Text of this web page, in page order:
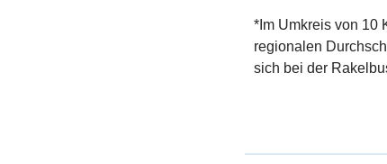
*Im Umkreis von 10
regionalen
sich bei der